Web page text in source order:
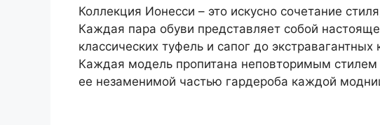
Коллекция Ионесси – это искусно сочетание
Каждая пара обуви представляет собой
классических туфель и сапог до
Каждая модель пропитана неповторимым стилем
ее незаменимой частью гардероба каждой